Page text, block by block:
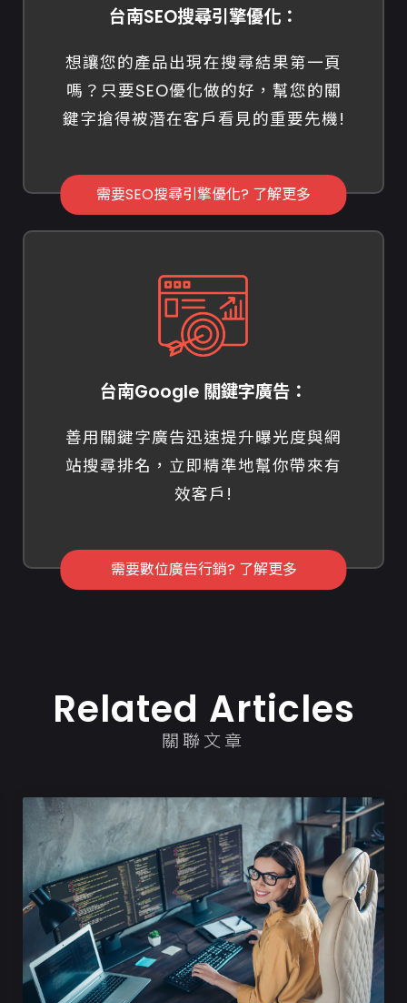
台南SEO搜尋引擎優化：
想讓您的產品出現在搜尋結果第一頁
嗎？只要SEO優化做的好，幫您的關
鍵字搶得被潛在客戶看見的重要先機!
需要SEO搜尋引擎優化? 了解更多
台南Google 關鍵字廣告：
善用關鍵字廣告迅速提升曝光度與網
站搜尋排名，立即精準地幫你帶來有
效客戶!
需要數位廣告行銷? 了解更多
Related Articles
關聯文章